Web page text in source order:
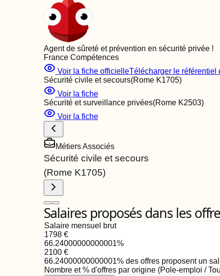
Agent de sûreté et prévention en sécurité privée!
France Compétences
Voir la fiche officielleTélécharger le référentiel
Sécurité civile et secours(Rome K1705)
Voir la fiche
Sécurité et surveillance privées(Rome K2503)
Voir la fiche
Métiers Associés
Sécurité civile et secours
(Rome K1705)
Salaires proposés dans les
Salaire mensuel brut
1798€
66.24000000000001%
2100€
66.24000000000001% des offres proposent un
Nombre et % d'offres par origine (Pole-emploi /